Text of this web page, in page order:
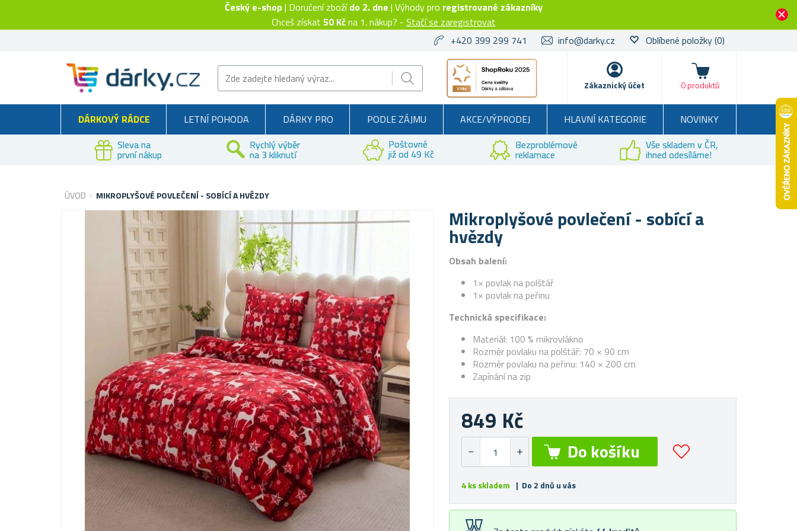
Český e-shop| Doručení zbožído 2. dne | Výhody pro registrované zákazníky
Chceš získat 50 Kčna 1. nákup? - Stačí se zaregistrovat
+420 399 299 741
info@darky.cz Oblíbené položky(0)
Zákaznický účet
Košík
0 produktů
DÁRKOVÝ RÁDCE LETNÍ POHODA DÁRKY PRO PODLE ZÁJMU AKCE/VÝPRODEJ HLAVNÍ KATEGORIE
NOVINKY
Sleva na
první nákup
Rychlý výběr
na 3 kliknutí
Poštovné
již od 49 Kč
Bezproblémové
reklamace
Vše skladem v ČR,
ihned odesíláme!
ÚVOD MIKROPLYŠOVÉ POVLEČENÍ - SOBÍCÍ A HVĚZDY
Mikroplyšové povlečení - sobící a
hvězdy
Obsah balení:
1× povlak na polštář
1× povlak na peřinu
Technická specifikace:
Materiál: 100 % mikrovlákno
Rozměr povlaku na polštář: 70 × 90 cm
Rozměr povlaku na peřinu: 140 × 200 cm
Zapínání na zip
849 Kč
4 ks skladem | Do 2 dnů u vás